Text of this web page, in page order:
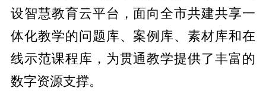
设智慧教育云平台，面向全市共建共享一
体化教学的问题库、案例库、素材库和在
线示范课程库，为贯通教学提供了丰富的
数字资源支撑。